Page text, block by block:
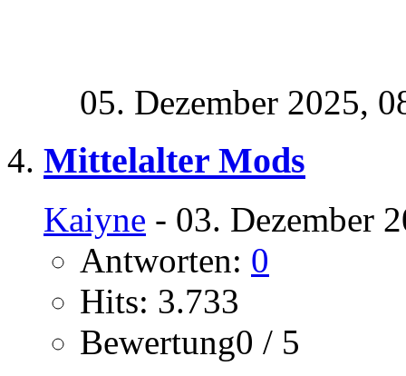
05. Dezember 2025,
Mittelalter Mods
Kaiyne - 03. Dezember
Antworten: 0
Hits: 3.733
Bewertung0 / 5